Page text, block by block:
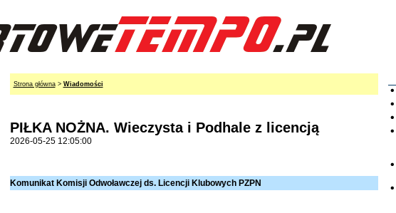
Strona główna> Wiadomości
PIŁKA NOŻNA. Wieczysta i Podhale z licencją
2026-05-25 12:05:00
Komunikat Komisji Odwoławczej ds. Licencji Klubowych PZPN